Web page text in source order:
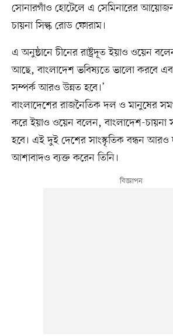
সোনারগাঁও হোটেলে এ সেমিনারের
চায়না সিল্ক রোড ফোরাম।
এ অনুষ্ঠানে চীনের রাষ্ট্রদূত ইয়াও ওয়েন
আছে, বাংলাদেশ ভবিষ্যতে ভালো করবে
সম্পর্ক আরও উন্নত হবে।’
বাংলাদেশের রাজনৈতিক দল ও মানুষের
করে ইয়াও ওয়েন বলেন, বাংলাদেশ-
হবে। এই দুই দেশের সাংস্কৃতিক বন্ধন
আশাবাদও ব্যক্ত করেন তিনি।